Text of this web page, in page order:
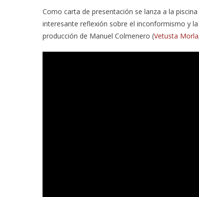
Como carta de presentación se lanza a la
interesante reflexión sobre el inconformismo y
producción de Manuel Colmenero (Vetusta Morla